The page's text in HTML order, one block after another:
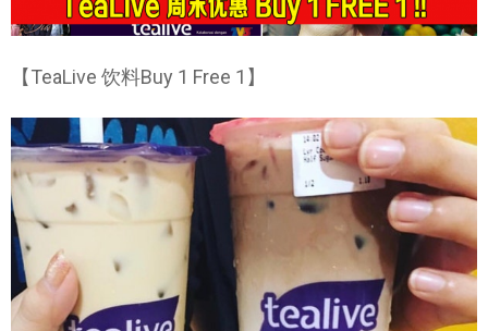
【TeaLive 饮料Buy 1 Free 1】